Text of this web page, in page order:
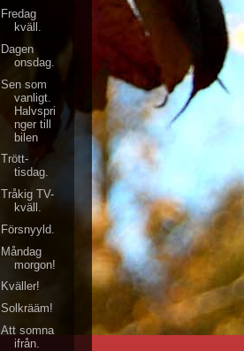
Fredag
kväll.
Dagen
onsdag.
Sen som
vanligt.
Halvspri
nger till
bilen
Trött-
tisdag.
Tråkig TV-
kväll.
Försnyyld.
Måndag
morgon!
Kväller!
Solkrääm!
Att somna
ifrån.